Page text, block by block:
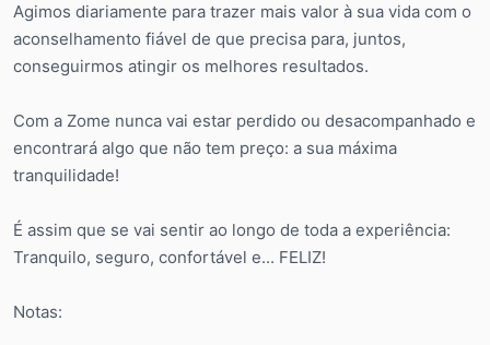
Agimos diariamente para trazer mais valor à sua vida com o
aconselhamento fiável de que precisa para, juntos,
conseguirmos atingir os melhores resultados.
Com a Zome nunca vai estar perdido ou desacompanhado e
encontrará algo que não tem preço: a sua máxima
tranquilidade!
É assim que se vai sentir ao longo de toda a experiência:
Tranquilo, seguro, confortável e... FELIZ!
Notas: